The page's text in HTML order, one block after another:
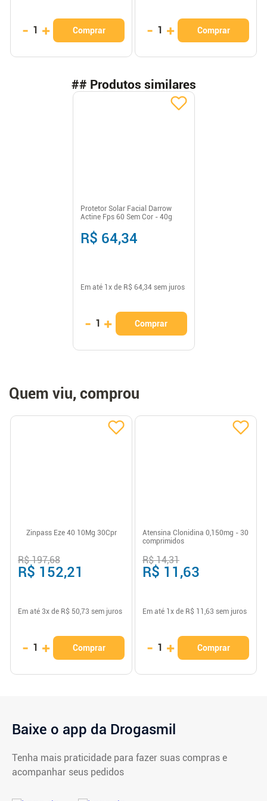
- 1 + Comprar - 1 + Comprar
## Produtos similares
Protetor Solar Facial Darrow
Actine Fps 60 Sem Cor - 40g
R$ 64,34
Em até 1 x de R$ 64,34sem juros
- 1 + Comprar
Quem viu, comprou
Zinpass Eze 40 10Mg 30Cpr
R$ 197,68
R$ 152,21
Em até 3x de R$ 50,73 sem juros
- 1 + Comprar
Atensina Clonidina 0,150mg - 30
comprimidos
R$ 14,31
R$ 11,63
Em até 1 x de R$ 11,63 sem juros
- 1 + Comprar
Baixe o app da Drogasmil
Tenha mais praticidade para fazer suas compras e
acompanhar seus pedidos